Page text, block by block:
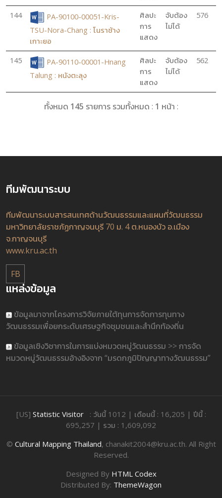
144
PA-90100-00051-Kris-
TSU-Nora-Chang : โนราช้าง
เกาะยอ
ศิลปะ
การ
แสดง
จับต้อง
ไม่ได้
576
145
PA-90110-00001-Hnang
Talung : หนังตะลุง
ศิลปะ
การ
แสดง
จับต้อง
ไม่ได้
562
ทั้งหมด 145 รายการ รวมทั้งหมด : 1 หน้า :
ทีมพัฒนาระบบ
ทีมพัฒนาระบบสารสนเทศด้านวัฒนธรรมและแผนที่วัฒนธรรม
มหาวิทยาลัยราชภัฏกาญจนบุรี 70 ม. 4 ต.หนองบัว อ.เมือง
จ.กาญจนบุรี
www.kru.ac.th
FB
แหล่งข้อมูล
ข้อมูลมาจากโครงการวิจัยภายใต้ทุนการจัดการทุนทาง
วัฒนธรรมเพื่อยกระดับเศรษฐกิจชุมชนและสำนึกท้องถิ่น
ข้อมูลเชิงวิชาการในการแบ่งหมวดหมู่วัฒนธรรม >> การจัด
หมวดหมู่วัฒนธรรมอ้างอิงจาก “มรดกภูมิปัญญาทางวัฒนธรรม”
[US] Statistic Visitor: วันนี้ 1012 | เดือนนี้ : 16,205 | ปีนี้ :
695,257 | รวม : 1,609,092
© Cultural Mapping Thailand, chanakit2004@kru.ac.th. All Right
Reserved.
Designed By HTML Codex
Distributed By: ThemeWagon